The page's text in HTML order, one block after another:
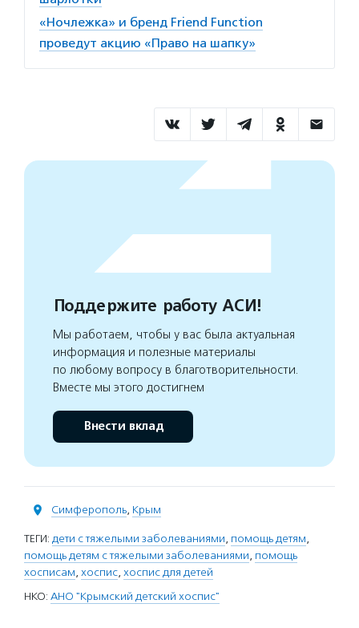
«Ночлежка» и бренд Friend Function
проведут акцию «Право на шапку»
Поддержите работу АСИ!
Мы работаем, чтобы у вас была актуальная
информация и полезные материалы
по любому вопросу в благотворительности.
Вместе мы этого достигнем
Внести вклад
Симферополь, Крым
ТЕГИ: дети с тяжелыми заболеваниями, помощь детям,
помощь детям с тяжелыми заболеваниями, помощь
хосписам, хоспис, хоспис для детей
НКО: АНО "Крымский детский хоспис"